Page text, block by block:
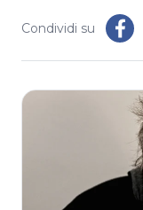
Condividi su